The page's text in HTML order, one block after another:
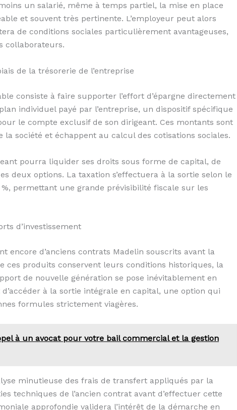
un salarié, même à temps partiel, la mise en place
et souvent très pertinente. L’employeur peut alors
de conditions sociales particulièrement avantageuses,
collaborateurs.
de la trésorerie de l’entreprise
consiste à faire supporter l’effort d’épargne directement
individuel payé par l’entreprise, un dispositif spécifique
le compte exclusif de son dirigeant. Ces montants sont
société et échappent au calcul des cotisations sociales.
pourra liquider ses droits sous forme de capital, de
deux options. La taxation s’effectuera à la sortie selon le
permettant une grande prévisibilité fiscale sur les
d’investissement
encore d’anciens contrats Madelin souscrits avant la
ces produits conservent leurs conditions historiques, la
de nouvelle génération se pose inévitablement en
à la sortie intégrale en capital, une option qui
formules strictement viagères.
à un avocat pour votre bail commercial et la gestion
minutieuse des frais de transfert appliqués par la
techniques de l’ancien contrat avant d’effectuer cette
approfondie validera l’intérêt de la démarche en